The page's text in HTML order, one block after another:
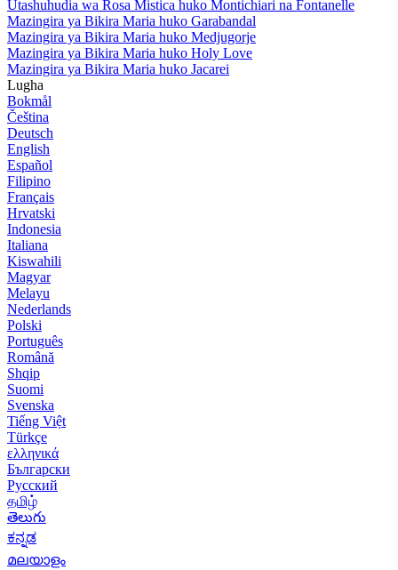
Utashuhudia wa Rosa Mistica huko Montichiari na Fontanelle
Mazingira ya Bikira Maria huko Garabandal
Mazingira ya Bikira Maria huko Medjugorje
Mazingira ya Bikira Maria huko Holy Love
Mazingira ya Bikira Maria huko Jacarei
Lugha
Bokmål
Čeština
Deutsch
English
Español
Filipino
Français
Hrvatski
Indonesia
Italiana
Kiswahili
Magyar
Melayu
Nederlands
Polski
Português
Română
Shqip
Suomi
Svenska
Tiếng Việt
Türkçe
ελληνικά
Български
Русский
தமிழ்
తెలుగు
ಕನ್ನಡ
മലയാളം